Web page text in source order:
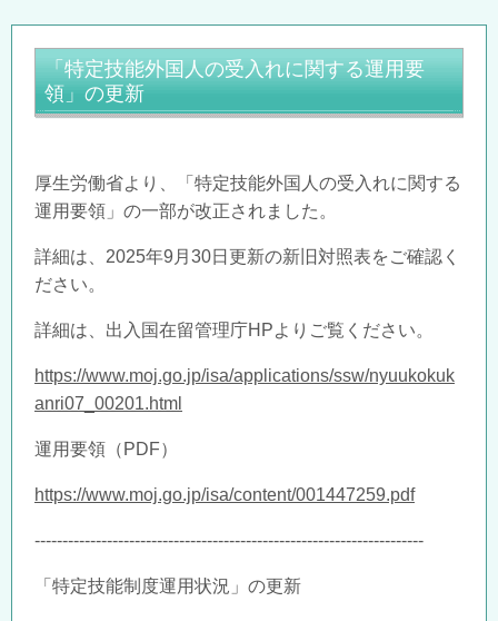
「特定技能外国人の受入れに関する運用要
領」の更新
厚生労働省より、「特定技能外国人の受入れに関する
運用要領」の一部が改正されました。
詳細は、 2025年9 月 30日更新の新旧対照表をご確認く
ださい。
詳細は、出入国在留管理庁HPよりご覧ください。
https://www.moj.go.jp/isa/applications/ssw/nyuukokuk
anri07_00201.html
運用要領（ PDF）
https://www.moj.go.jp/isa/content/001447259.pdf
----------------------------------------------------------------------
「特定技能制度運用状況」の更新